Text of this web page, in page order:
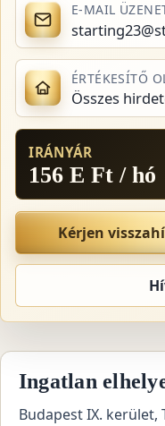
E-MAIL
ÉRTÉKESÍTŐ
Összes
IRÁNYÁR
156 E Ft / hó
Kérjen
Ingatlan
Budapest IX. kerület,